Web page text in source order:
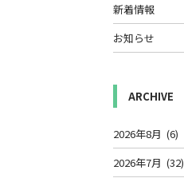
新着情報
お知らせ
ARCHIVE
2026年8月 (6)
2026年7月 (32)